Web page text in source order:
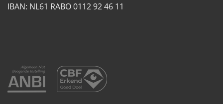
IBAN: NL61 RABO 0112 92 46 11